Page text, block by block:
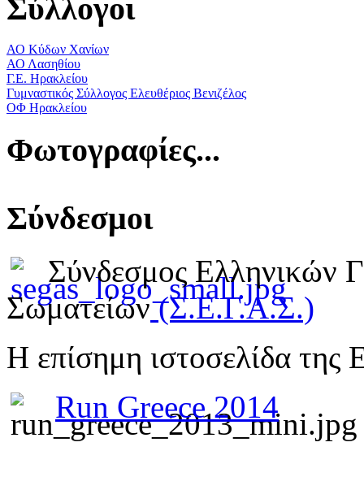
Σύλλογοι
ΑΟ Κύδων Χανίων
ΑΟ Λασηθίου
Γ.Ε. Ηρακλείου
Γυμναστικός Σύλλογος Ελευθέριος Βενιζέλος
ΟΦ Ηρακλείου
Φωτογραφίες...
Σύνδεσμοι
Σύνδεσμος Ελληνικών
Σωματείων (Σ.Ε.Γ.Α.Σ.)
Η επίσημη ιστοσελίδα της
Run Greece 2014